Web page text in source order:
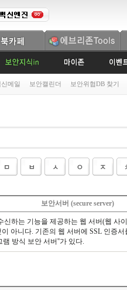
신메일 보안캘린더 보안위협DB 찾기
보안서버 (secure server)
하는 기능을 제공하는 웹 서버(웹 사
아니다. 기존의 웹 서버에 SSL 인증
방식 보안 서버''가 있다.